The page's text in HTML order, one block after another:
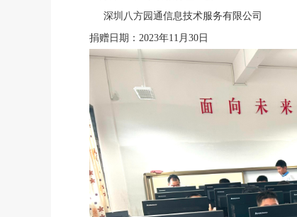
深圳八方园通信息技术服务有限公司
捐赠日期：2023年11月30日